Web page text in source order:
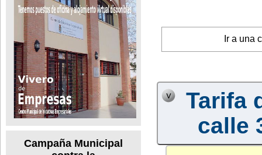
Campaña Municipal
Ir a una
Tarifa
calle